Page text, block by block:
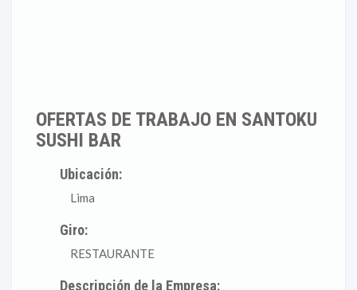
OFERTAS DE TRABAJO EN SANTOKU
SUSHI BAR
Ubicación:
Lima
Giro:
RESTAURANTE
Descripción de la Empresa: